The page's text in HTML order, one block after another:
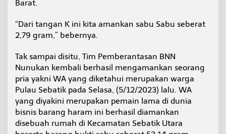
Barat.
“Dari tangan K ini kita amankan sabu Sabu seberat
2,79 gram,” bebernya.
Tak sampai disitu, Tim Pemberantasan BNN
Nunukan kembali berhasil mengamankan seorang
pria yakni WA yang diketahui merupakan warga
Pulau Sebatik pada Selasa, (5/12/2023) lalu. WA
yang diyakini merupakan pemain lama di dunia
bisnis barang haram ini berhasil diamankan
disebuah rumah di Kecamatan Sebatik Utara